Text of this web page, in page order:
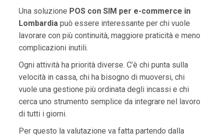
Una soluzione POS con SIM per e-commerce in
Lombardiapuò essere interessante per chi vuole
lavorare con più continuità, maggiore praticità e meno
complicazioni inutili.
Ogni attività ha priorità diverse. C’è chi punta sulla
velocità in cassa, chi ha bisogno di muoversi, chi
vuole una gestione più ordinata degli incassi e chi
cerca uno strumento semplice da integrare nel lavoro
di tutti i giorni.
Per questo la valutazione va fatta partendo dalla